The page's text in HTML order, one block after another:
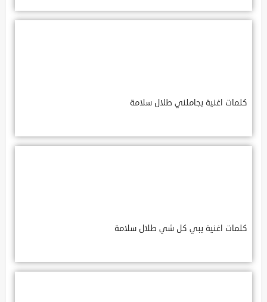
كلمات اغنية يجاملني طلال سلامة
كلمات اغنية يبي كل شي طلال سلامة